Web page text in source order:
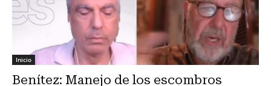
Inicio
Benítez: Manejo de los escombros